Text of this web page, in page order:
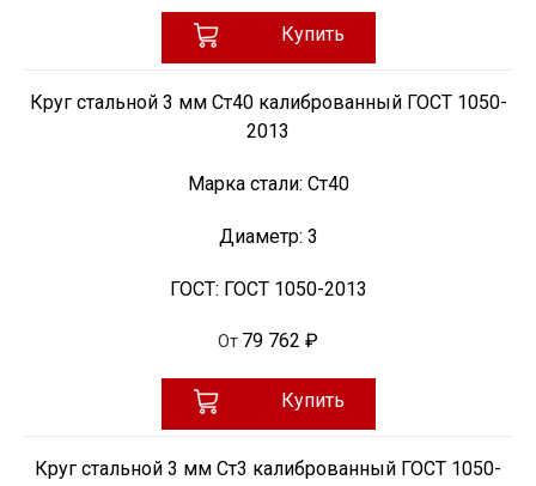
Купить
Круг стальной 3 мм Ст40 калиброванный ГОСТ 1050-
2013
Марка стали: Ст40
Диаметр: 3
ГОСТ: ГОСТ 1050-2013
От 79 762 ₽
Купить
Круг стальной 3 мм Ст3 калиброванный ГОСТ 1050-